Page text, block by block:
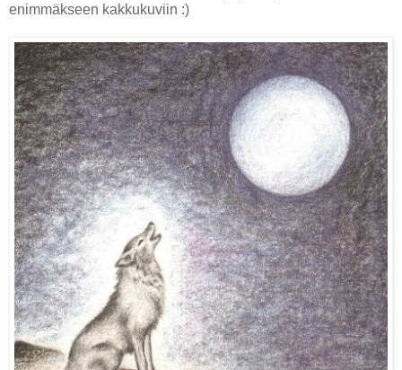
enimmäkseen kakkukuviin :)